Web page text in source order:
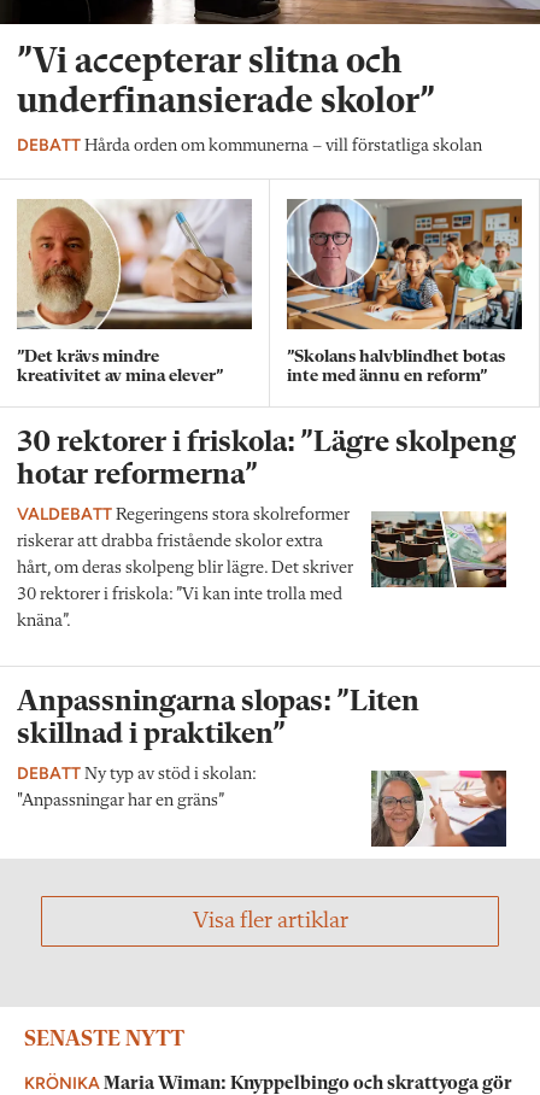
”Vi accepterar slitna och
underfinansierade skolor”
DEBATT Hårda orden om kommunerna – vill förstatliga skolan
”Det krävs mindre
kreativitet av mina elever”
”Skolans halvblindhet botas
inte med ännu en reform”
30 rektorer i friskola: ”Lägre skolpeng
hotar reformerna”
VALDEBATT Regeringens stora skolreformer
riskerar att drabba fristående skolor extra
hårt, om deras skolpeng blir lägre. Det skriver
30 rektorer i friskola: ”Vi kan inte trolla med
knäna”.
Anpassningarna slopas: ”Liten
skillnad i praktiken”
DEBATT Ny typ av stöd i skolan:
"Anpassningar har en gräns”
Visa fler artiklar
SENASTE NYTT
KRÖNIKA Maria Wiman: Knyppelbingo och skrattyoga gör